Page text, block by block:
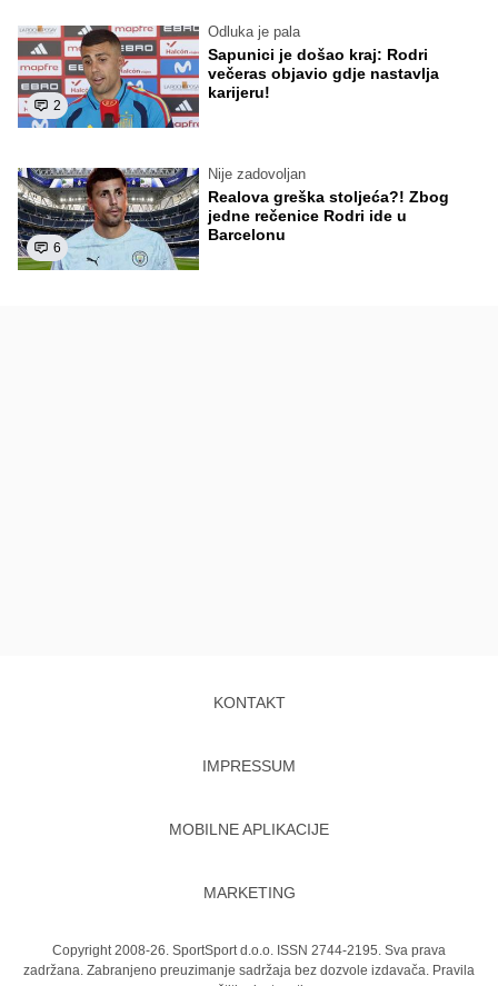
2
Odluka je pala
Sapunici je došao kraj: Rodri
večeras objavio gdje nastavlja
karijeru!
6
Nije zadovoljan
Realova greška stoljeća?! Zbog
jedne rečenice Rodri ide u
Barcelonu
KONTAKT
IMPRESSUM
MOBILNE APLIKACIJE
MARKETING
Copyright 2008-26. SportSport d.o.o. ISSN 2744-2195. Sva prava
zadržana. Zabranjeno preuzimanje sadržaja bez dozvole izdavača. Pravila